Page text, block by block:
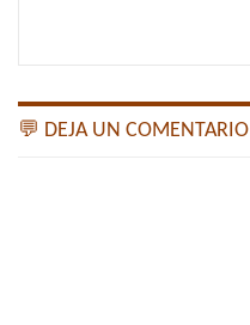
💬 DEJA UN COMENTARIO